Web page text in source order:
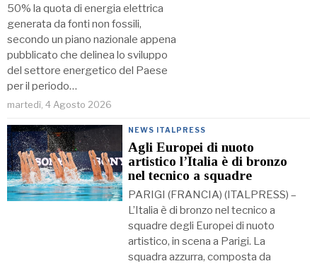
50% la quota di energia elettrica
generata da fonti non fossili,
secondo un piano nazionale appena
pubblicato che delinea lo sviluppo
del settore energetico del Paese
per il periodo…
martedì, 4 Agosto 2026
NEWS ITALPRESS
Agli Europei di nuoto
artistico l’Italia è di bronzo
nel tecnico a squadre
PARIGI (FRANCIA) (ITALPRESS) –
L’Italia è di bronzo nel tecnico a
squadre degli Europei di nuoto
artistico, in scena a Parigi. La
squadra azzurra, composta da